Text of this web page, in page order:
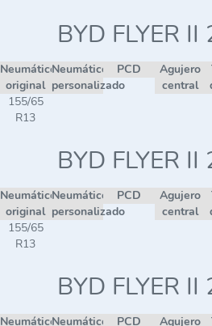
BYD FLYER
Neumático
original
Neumático
personalizado
PCD
Agujero
central
155/65
R13
BYD FLYER
Neumático
original
Neumático
personalizado
PCD
Agujero
central
155/65
R13
BYD FLYER
NeumáticoNeumático
PCD
Agujero